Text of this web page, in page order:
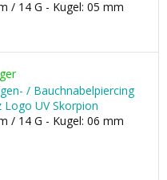
/ 14 G - Kugel: 05 mm
/ Bauchnabelpiercing
Logo UV Skorpion
/ 14 G - Kugel: 06 mm